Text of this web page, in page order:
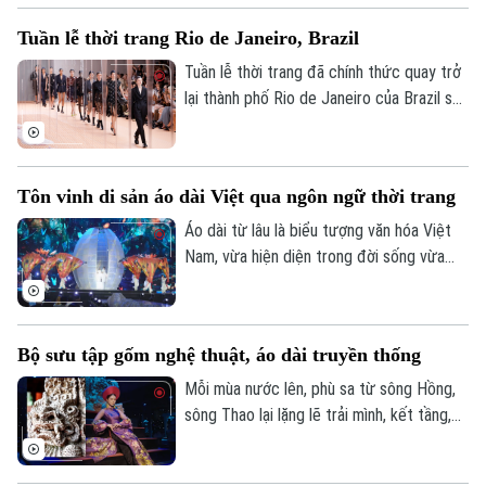
truyền thống.
Tuần lễ thời trang Rio de Janeiro, Brazil
Tuần lễ thời trang đã chính thức quay trở
lại thành phố Rio de Janeiro của Brazil sau
Tôn vinh di sản áo dài Việt qua ngôn ngữ thời trang
Áo dài từ lâu là biểu tượng văn hóa Việt
Nam, vừa hiện diện trong đời sống vừa
sản áo dài qua ngôn ngữ thời trang hiện
đại.
Bộ sưu tập gốm nghệ thuật, áo dài truyền thống
Mỗi mùa nước lên, phù sa từ sông Hồng,
sông Thao lại lặng lẽ trải mình, kết tầng,